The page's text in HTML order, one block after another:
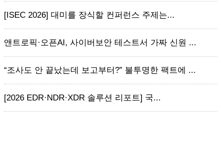
[ISEC 2026] 대미를 장식할 컨퍼런스 주제는...
앤트로픽·오픈AI, 사이버보안 테스트서 가짜 신원 ...
“조사도 안 끝났는데 보고부터?” 불투명한 팩트에 ...
[2026 EDR·NDR·XDR 솔루션 리포트] 국...